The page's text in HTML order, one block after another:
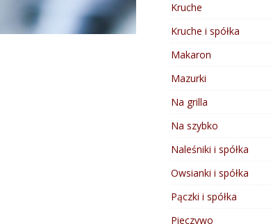
Kruche
Kruche i spółka
Makaron
Mazurki
Na grilla
Na szybko
Naleśniki i spółka
Owsianki i spółka
Pączki i spółka
Pieczywo